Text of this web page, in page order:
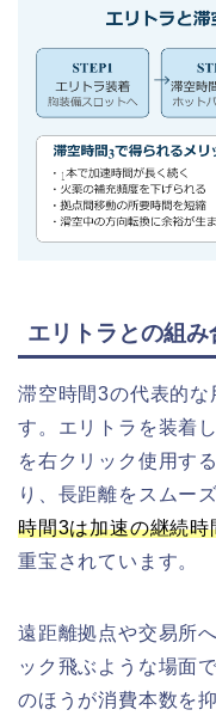
エリトラとの組
滞空時間3の代表的な
す。エリトラを装着
を右クリック使用す
り、長距離をスムー
時間3は加速の継続時
重宝されています。
遠距離拠点や交易所
ック飛ぶような場面
のほうが消費本数を